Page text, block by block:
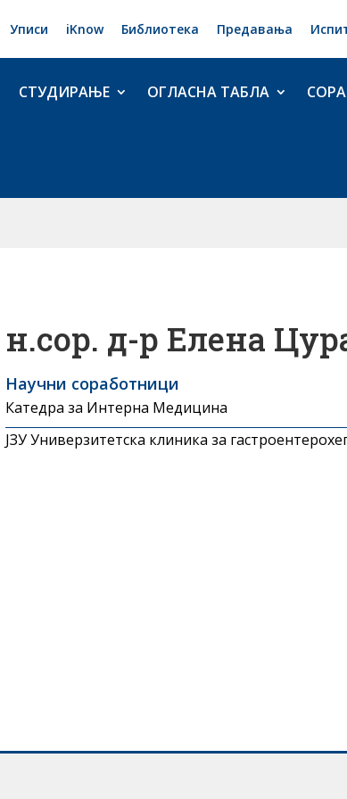
Уписи iKnow Библиотека Предавања
СТУДИРАЊЕ ОГЛАСНА ТАБЛА
н.сор. д-р Елена
Научни соработници
Катедра за Интерна Медицина
ЈЗУ Универзитетска клиника за